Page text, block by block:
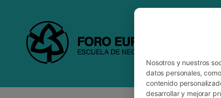
Nosotros y nuestros
datos personales,
contenido
desarrollar y mejorar